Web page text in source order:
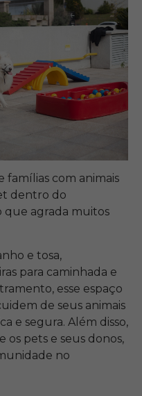
famílias com animais
dentro do
que agrada muitos
e tosa,
para caminhada e
esse espaço
de seus animais
e segura. Além disso,
os pets e seus donos,
no